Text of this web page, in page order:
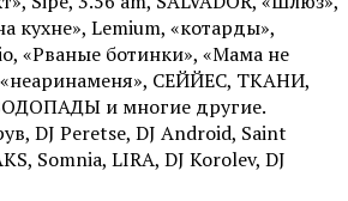
кухне», Lemium, «котарды»,
«Рваные ботинки», «Мама не
«неаринаменя», СЕЙЙЕС, ТКАНИ,
и многие другие.
DJ Peretse, DJ Android, Saint
Somnia, LIRA, DJ Korolev, DJ